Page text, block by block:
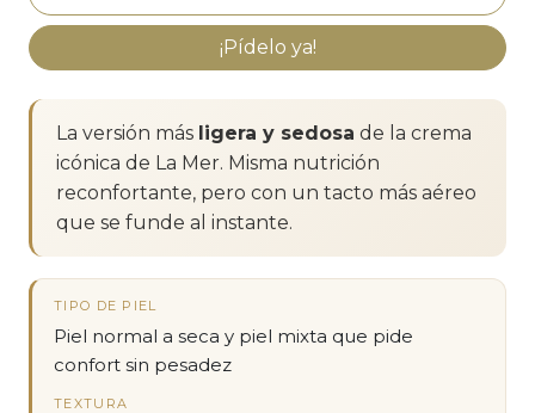
¡Pídelo ya!
La versión más ligera y sedosa de la crema
icónica de La Mer. Misma nutrición
reconfortante, pero con un tacto más aéreo
que se funde al instante.
TIPO DE PIEL
Piel normal a seca y piel mixta que pide
confort sin pesadez
TEXTURA